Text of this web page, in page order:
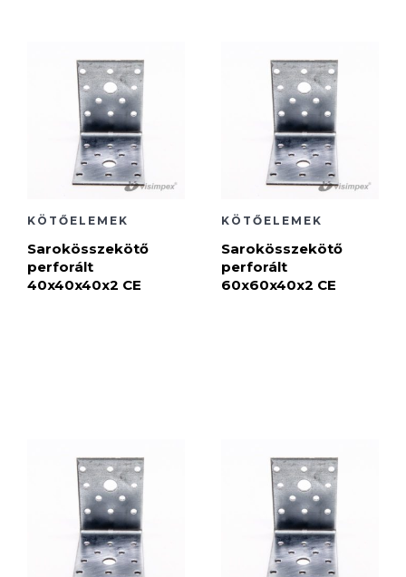
KÖTŐELEMEK
Sarokösszekötő
perforált
40x40x40x2 CE
KÖTŐELEMEK
Sarokösszekötő
perforált
60x60x40x2 CE